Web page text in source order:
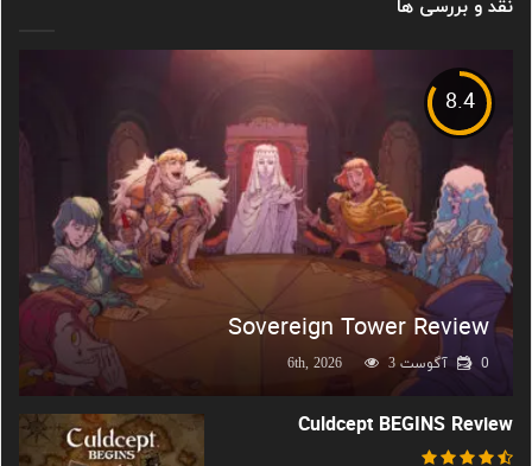
نقد و بررسی ها
8.4
Sovereign Tower Review
آگوست 6th, 2026 3 0
Culdcept BEGINS Review